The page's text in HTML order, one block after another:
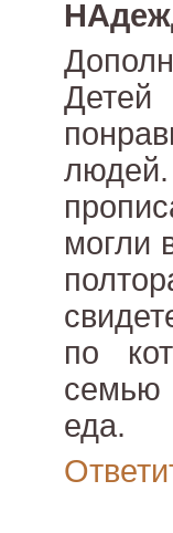
могли
по
семью
еда.